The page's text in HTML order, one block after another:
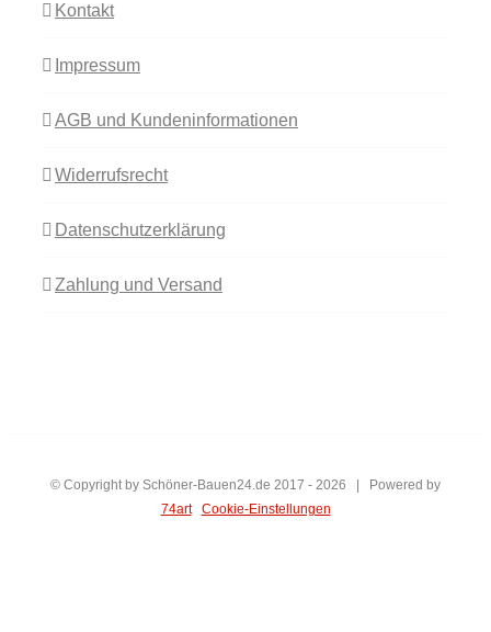
Kontakt
Impressum
AGB und Kundeninformationen
Widerrufsrecht
Datenschutzerklärung
Zahlung und Versand
© Copyright by Schöner-Bauen24.de 2017 - 2026 | Powered by
74art
Cookie-Einstellungen